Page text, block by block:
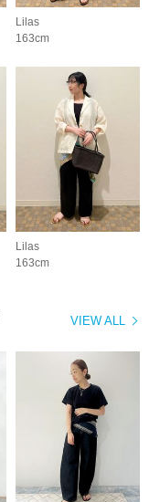
Lilas
163cm
Lilas
163cm
VIEW ALL